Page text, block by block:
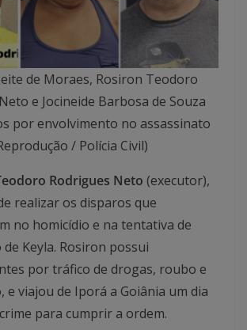
de Moraes, Rosiron Teodoro
e Jocineide Barbosa de Souza
por envolvimento no assassinato
/ Polícia Civil)
Rodrigues Neto (executor),
realizar os disparos que
no homicídio e na tentativa de
Keyla. Rosiron possui
por tráfico de drogas, roubo e
e viajou de Iporá a Goiânia um dia
para cumprir a ordem.